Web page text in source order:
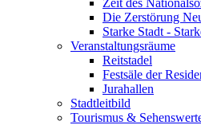
Zeit des
Die Zerstörung
Starke Stadt -
Veranstaltungsräume
Reitstadel
Festsäle der
Jurahallen
Stadtleitbild
Tourismus &